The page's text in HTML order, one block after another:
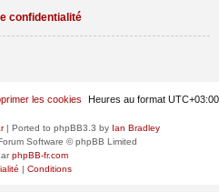
confidentialité
Heures au format UTC+03:00
les cookies
| Ported to phpBB3.3 by Ian Bradley
Software © phpBB Limited
phpBB-fr.com
| Conditions